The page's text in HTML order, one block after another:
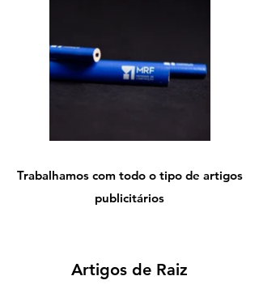
Artigos de Raiz
Trabalhamos com todo o tipo de artigos
publicitários